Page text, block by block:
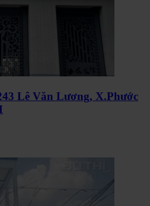
Lê Văn Lương, X.Phước